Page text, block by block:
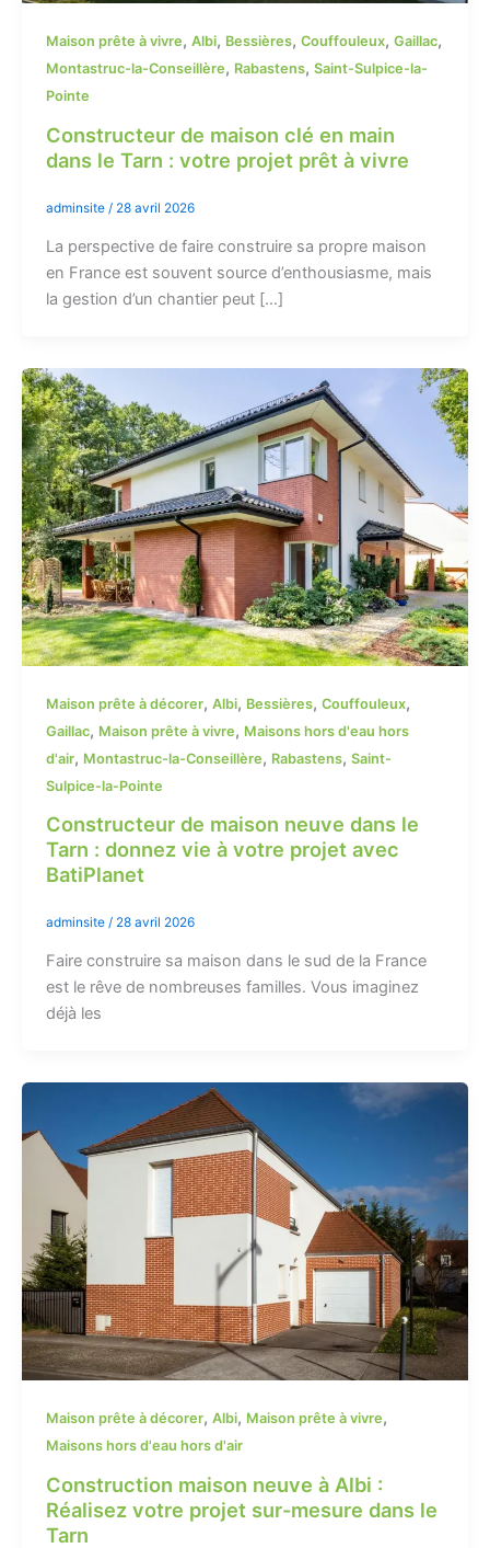
Maison prête à vivre, Albi, Bessières, Couffouleux, Gaillac,
Montastruc-la-Conseillère, Rabastens, Saint-Sulpice-la-
Pointe
Constructeur de maison clé en main
dans le Tarn : votre projet prêt à vivre
adminsite / 28 avril 2026
La perspective de faire construire sa propre maison
en France est souvent source d’enthousiasme, mais
la gestion d’un chantier peut […]
Maison prête à décorer, Albi, Bessières, Couffouleux,
Gaillac, Maison prête à vivre, Maisons hors d'eau hors
d'air, Montastruc-la-Conseillère, Rabastens, Saint-
Sulpice-la-Pointe
Constructeur de maison neuve dans le
Tarn : donnez vie à votre projet avec
BatiPlanet
adminsite / 28 avril 2026
Faire construire sa maison dans le sud de la France
est le rêve de nombreuses familles. Vous imaginez
déjà les
Maison prête à décorer, Albi, Maison prête à vivre,
Maisons hors d'eau hors d'air
Construction maison neuve à Albi :
Réalisez votre projet sur-mesure dans le
Tarn